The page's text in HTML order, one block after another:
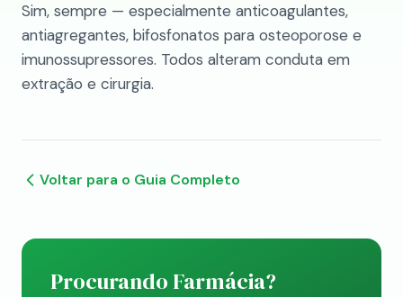
Sim, sempre — especialmente anticoagulantes,
antiagregantes, bifosfonatos para osteoporose e
imunossupressores. Todos alteram conduta em
extração e cirurgia.
Voltar para o Guia Completo
Procurando Farmácia?